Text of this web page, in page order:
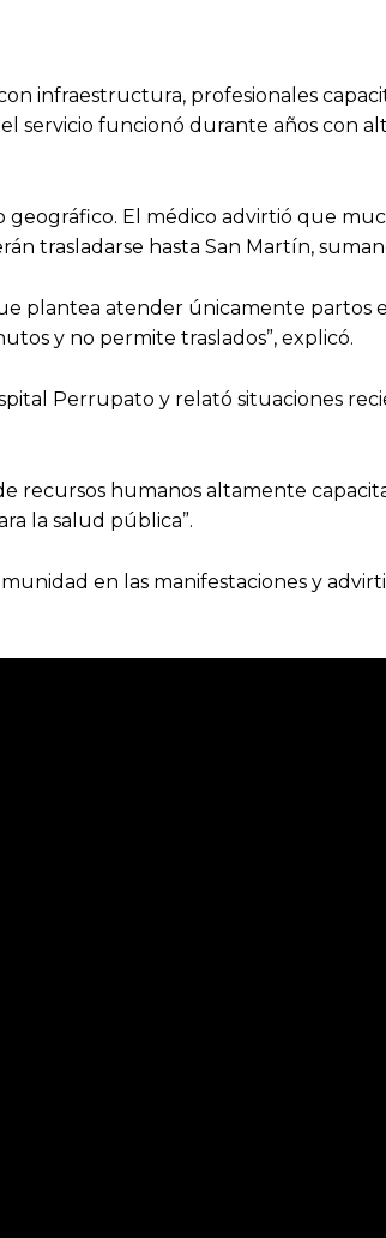
infraestructura, profesionales
servicio funcionó durante años con
El médico advirtió que
trasladarse hasta San Martín,
plantea atender únicamente
y no permite traslados”, explicó.
Perrupato y relató situaciones
recursos humanos altamente
la salud pública”.
en las manifestaciones y